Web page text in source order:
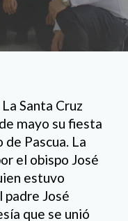
Santa Cruz
mayo su fiesta
Pascua. La
el obispo José
estuvo
padre José
que se unió